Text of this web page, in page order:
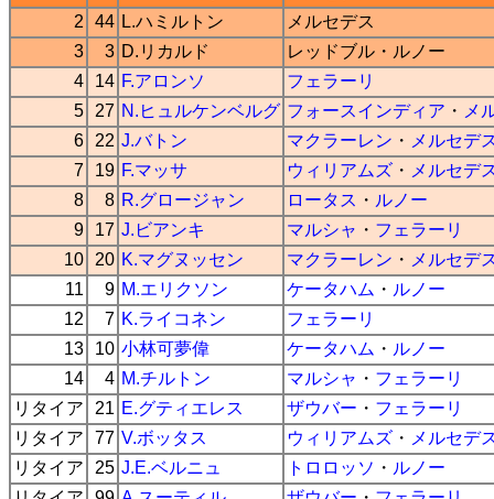
2
44 L.ハミルトン
メルセデス
3
3 D.リカルド レッドブル ・ ルノー
4
14 F.アロンソ
フェラーリ
5
27 N.ヒュルケンベルグ フォースインディア ・ メ
6
22 J.バトン マクラーレン ・ メルセデ
7
19 F.マッサ ウィリアムズ ・ メルセデ
8
8 R.グロージャン ロータス ・ ルノー
9
17 J.ビアンキ マルシャ ・ フェラーリ
10
20 K.マグヌッセン マクラーレン ・ メルセデ
11
9 M.エリクソン ケータハム ・ ルノー
12
7 K.ライコネン
フェラーリ
13
10 小林可夢偉 ケータハム ・ ルノー
14
4 M.チルトン マルシャ ・ フェラーリ
リタイア
21 E.グティエレス ザウバー ・ フェラーリ
リタイア
77 V.ボッタス ウィリアムズ ・ メルセデ
リタイア
25 J.E.ベルニュ トロロッソ ・ ルノー